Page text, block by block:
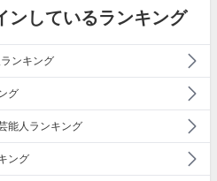
ンしているランキング
ンキング
グ
能人ランキング
ング